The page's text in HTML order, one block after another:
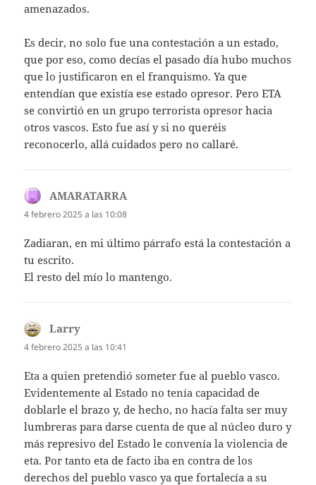
amenazados.
Es decir, no solo fue una contestación a un estado,
que por eso, como decías el pasado día hubo muchos
que lo justificaron en el franquismo. Ya que
entendían que existía ese estado opresor. Pero ETA
se convirtió en un grupo terrorista opresor hacia
otros vascos. Esto fue así y si no queréis
reconocerlo, allá cuidados pero no callaré.
AMARATARRA
4 febrero 2025 a las 10:08
Zadiaran, en mi último párrafo está la contestación a
tu escrito.
El resto del mío lo mantengo.
Larry
4 febrero 2025 a las 10:41
Eta a quien pretendió someter fue al pueblo vasco.
Evidentemente al Estado no tenía capacidad de
doblarle el brazo y, de hecho, no hacía falta ser muy
lumbreras para darse cuenta de que al núcleo duro y
más represivo del Estado le convenía la violencia de
eta. Por tanto eta de facto iba en contra de los
derechos del pueblo vasco ya que fortalecía a su